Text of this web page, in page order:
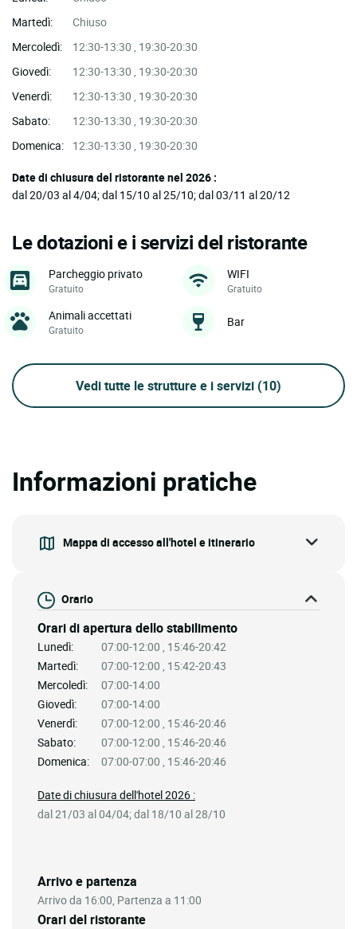
Martedì:
Chiuso
Mercoledì:
12:30-13:30 , 19:30-20:30
Giovedì:
12:30-13:30 , 19:30-20:30
Venerdì:
12:30-13:30 , 19:30-20:30
Sabato:
12:30-13:30 , 19:30-20:30
Domenica:
12:30-13:30 , 19:30-20:30
Date di chiusura del ristorante nel 2026 :
dal 20/03 al 4/04; dal 15/10 al 25/10; dal 03/11 al 20/12
Le dotazioni e i servizi del ristorante
Parcheggio privato
Gratuito
WIFI
Gratuito
Animali accettati
Gratuito
Bar
Vedi tutte le strutture e i servizi (10)
Informazioni pratiche
Mappa di accesso all'hotel e itinerario
Orario
Orari di apertura dello stabilimento
Lunedì:
07:00-12:00 , 15:46-20:42
Martedì:
07:00-12:00 , 15:42-20:43
Mercoledì:
07:00-14:00
Giovedì:
07:00-14:00
Venerdì:
07:00-12:00 , 15:46-20:46
Sabato:
07:00-12:00 , 15:46-20:46
Domenica:
07:00-07:00 , 15:46-20:46
Arrivo e partenza
Arrivo da 16:00, Partenza a 11:00
Orari del ristorante
Date di chiusura dell'hotel 2026 :
dal 21/03 al 04/04; dal 18/10 al 28/10